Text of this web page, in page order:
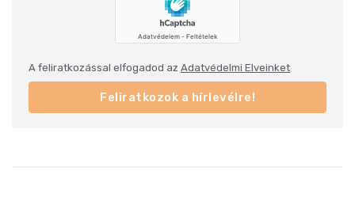
A feliratkozással elfogadod az Adatvédelmi Elveinket
Feliratkozok a hírlevélre!